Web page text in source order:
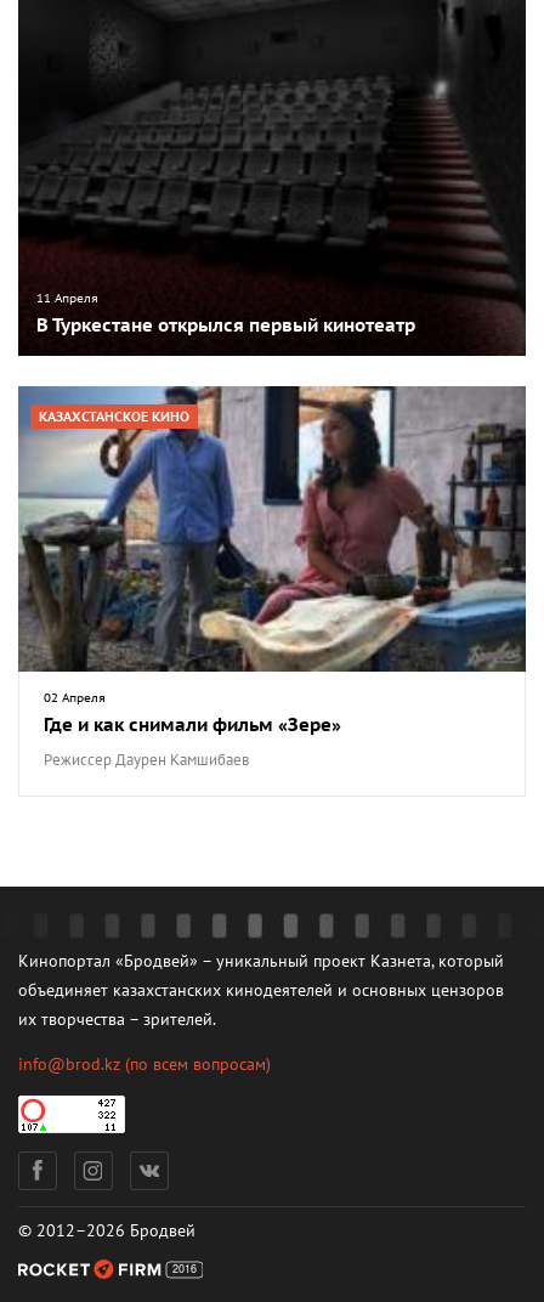
11 Апреля
В Туркестане открылся первый кинотеатр
КАЗАХСТАНСКОЕ КИНО
02 Апреля
Где и как снимали фильм «Зере»
Режиссер Даурен Камшибаев
Кинопортал «Бродвей» – уникальный проект Казнета, который
объединяет казахстанских кинодеятелей и основных цензоров
их творчества – зрителей.
info@brod.kz (по всем вопросам)
© 2012–2026 Бродвей